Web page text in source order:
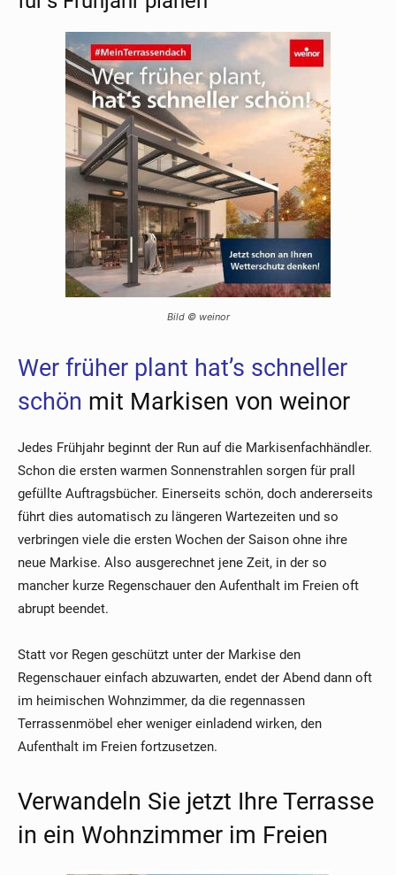
Bild © weinor
Wer früher plant hat’s schneller
schön mit Markisen von weinor
Jedes Frühjahr beginnt der Run auf die Markisenfachhändler.
Schon die ersten warmen Sonnenstrahlen sorgen für prall
gefüllte Auftragsbücher. Einerseits schön, doch andererseits
führt dies automatisch zu längeren Wartezeiten und so
verbringen viele die ersten Wochen der Saison ohne ihre
neue Markise. Also ausgerechnet jene Zeit, in der so
mancher kurze Regenschauer den Aufenthalt im Freien oft
abrupt beendet.
Statt vor Regen geschützt unter der Markise den
Regenschauer einfach abzuwarten, endet der Abend dann oft
im heimischen Wohnzimmer, da die regennassen
Terrassenmöbel eher weniger einladend wirken, den
Aufenthalt im Freien fortzusetzen.
Verwandeln Sie jetzt Ihre Terrasse
in ein Wohnzimmer im Freien